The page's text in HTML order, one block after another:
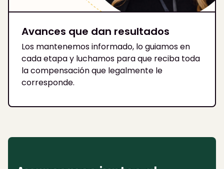
Avances que dan resultados
Los mantenemos informado, lo guiamos en
cada etapa y luchamos para que reciba toda
la compensación que legalmente le
corresponde.